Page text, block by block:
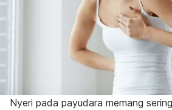
Nyeri pada payudara memang